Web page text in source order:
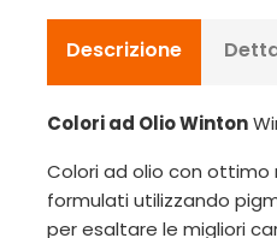
Descrizione
Colori ad Olio Winton
Colori ad olio con ottimo
formulati utilizzando
per esaltare le migliori